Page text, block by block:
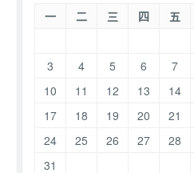
一 二 三 四 五
3
4 5 6 7
10
11 12 13 14
17
18 19 20 21
24
25 26 27 28
31